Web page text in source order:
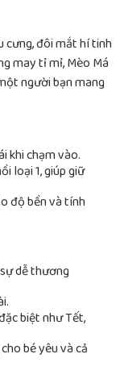
cưng, đôi mắt hí tinh
may tỉ mỉ, Mèo Má
người bạn mang
khi chạm vào.
loại 1, giúp giữ
độ bền và tính
dễ thương
biệt như Tết,
bé yêu và cả